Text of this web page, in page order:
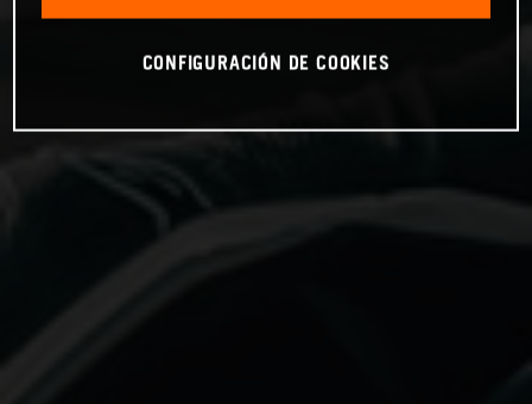
CONFIGURACIÓN DE COOKIES